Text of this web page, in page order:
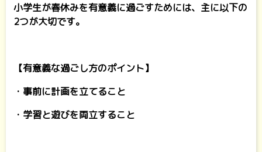
小学生が春休みを有意義に過ごすためには、主に以下の
2つが大切です。
【有意義な過ごし方のポイント】
・事前に計画を立てること
・学習と遊びを両立すること